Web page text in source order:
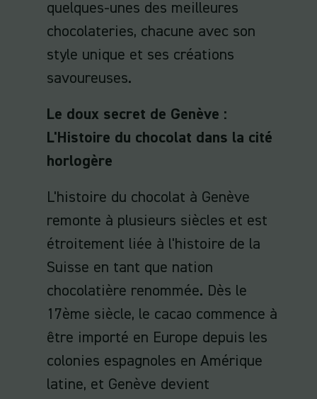
quelques-unes des meilleures
chocolateries, chacune avec son
style unique et ses créations
savoureuses.
Le doux secret de Genève :
L'Histoire du chocolat dans la cité
horlogère
L'histoire du chocolat à Genève
remonte à plusieurs siècles et est
étroitement liée à l'histoire de la
Suisse en tant que nation
chocolatière renommée. Dès le
17ème siècle, le cacao commence à
être importé en Europe depuis les
colonies espagnoles en Amérique
latine, et Genève devient